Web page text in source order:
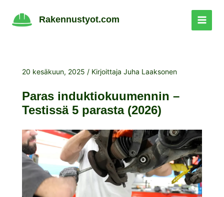
sisältöön
Rakennustyot.com
20 kesäkuun, 2025 / Kirjoittaja Juha Laaksonen
Paras induktiokuumennin –
Testissä 5 parasta (2026)